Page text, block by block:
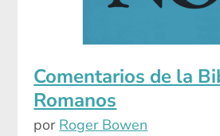
Comentarios de la
Romanos
por Roger Bowen